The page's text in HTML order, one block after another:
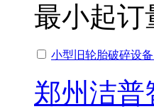
最小起订
小型旧轮胎破碎设
郑州洁普